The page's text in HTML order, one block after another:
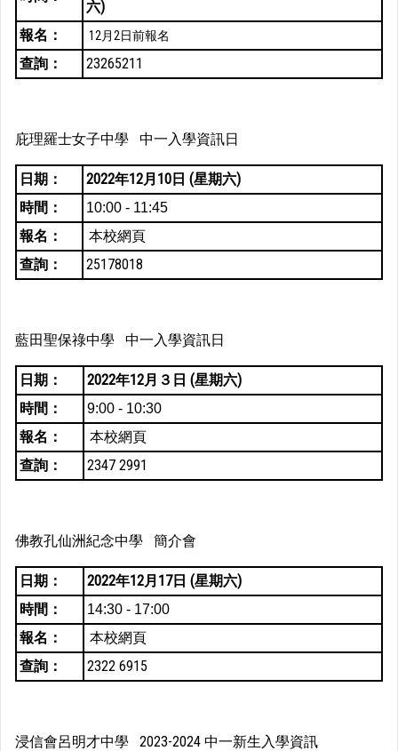
六)
報名：
12月2日前報名
查詢： 23265211
庇理羅士女子中學 中一入學資訊日
日期：
2022年12月10日 (星期六)
時間：
10:00 - 11:45
報名：
本校網頁
查詢：
25178018
藍田聖保祿中學 中一入學資訊日
日期：
2022年12月３日 (星期六)
時間：
9:00 - 10:30
報名：
本校網頁
查詢：
2347 2991
佛教孔仙洲紀念中學 簡介會
日期：
2022年12月17日 (星期六)
時間：
14:30 - 17:00
報名：
本校網頁
查詢：
2322 6915
浸信會呂明才中學 2023-2024 中一新生入學資訊